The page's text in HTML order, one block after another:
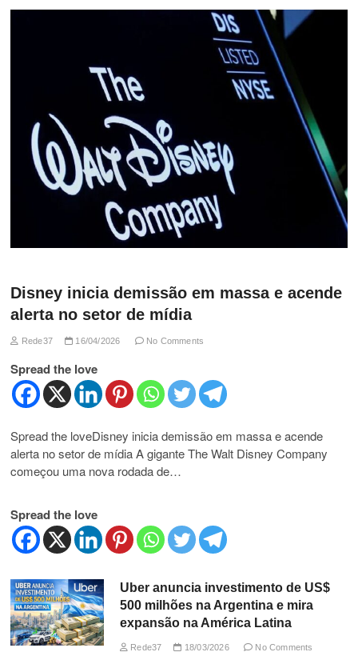
Disney inicia demissão em massa e acende
alerta no setor de mídia
Rede37 16/04/2026 No Comments
Spread the love
Spread the loveDisney inicia demissão em massa e acende
alerta no setor de mídia A gigante The Walt Disney Company
começou uma nova rodada de…
Spread the love
Uber anuncia investimento de US$
500 milhões na Argentina e mira
expansão na América Latina
Rede37 18/03/2026 No Comments